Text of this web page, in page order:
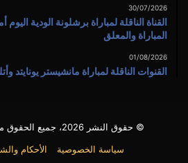
30/07/2026
القناة الناقلة لمباراة برشلونة الودية
المباراة والمعلق
01/08/2026
القنوات الناقلة لمباراة مانشيستر يونايتد
© حقوق النشر 2026، جميع الحقوق محفوظة |
سياسة الخصوصية
الأحكام